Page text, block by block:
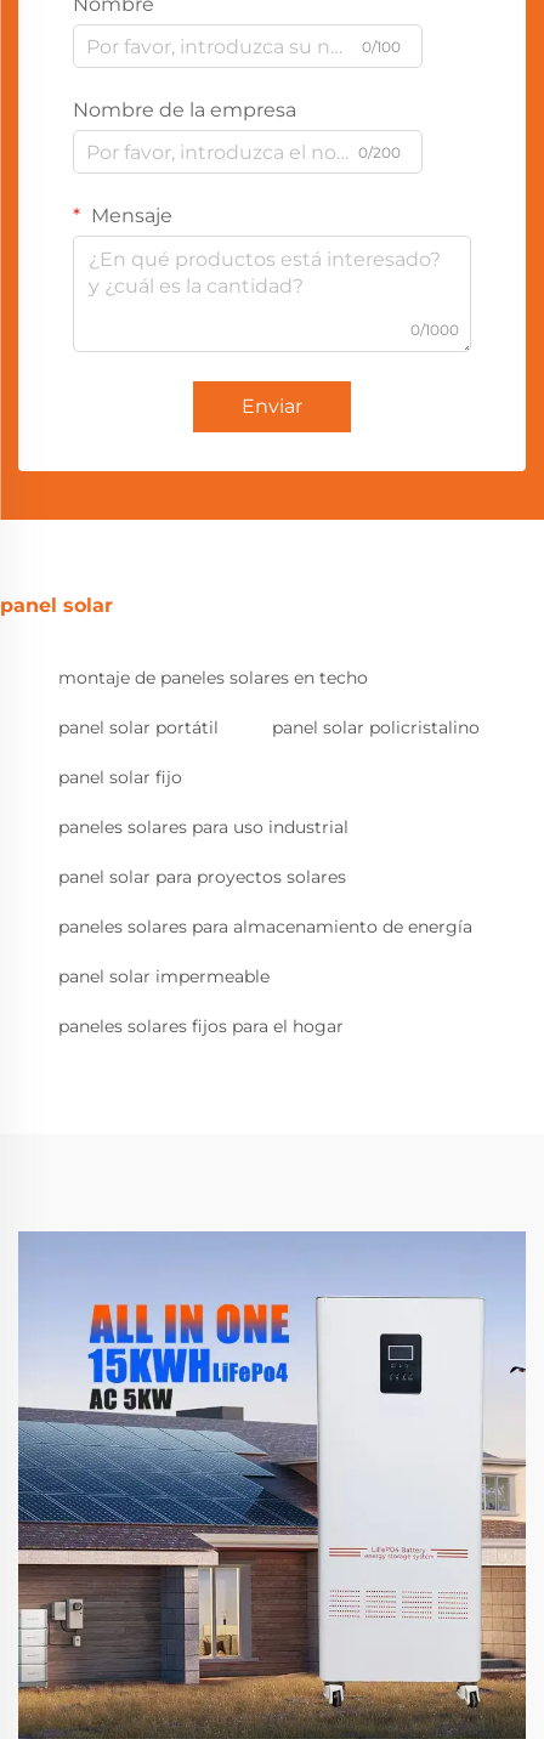
0/100
Nombre de la empresa
0/200
Mensaje
0/1000
Enviar
panel solar
montaje de paneles solares en techo
panel solar portátil panel solar policristalino
panel solar fijo
paneles solares para uso industrial
panel solar para proyectos solares
paneles solares para almacenamiento de energía
panel solar impermeable
paneles solares fijos para el hogar